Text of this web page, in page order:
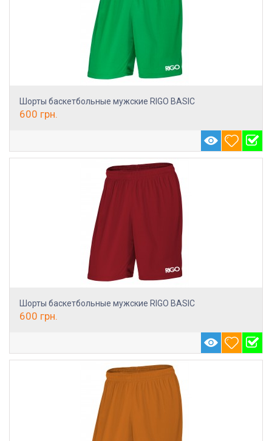
Шорты баскетбольные мужские RIGO BASIC
600 грн.
Шорты баскетбольные мужские RIGO BASIC
600 грн.